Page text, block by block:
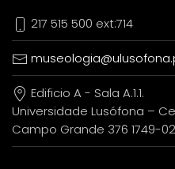
217 515 500 ext:714
Edificio A - Sala A.1.1.
Universidade Lusófona –
Campo Grande 376 1749-